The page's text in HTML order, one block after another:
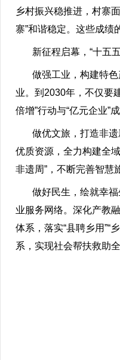
乡村振兴稳推进，村寨
寨”和谐稳定。这些成绩
新征程启幕，“十五五
做强工业，构建特色
业。到2030年，不仅要
倍增”行动与“亿元企业”
做优文旅，打造非遗
优质资源，全力构建全
非遗周”，不断完善智慧
做好民生，绘就幸福
业服务网络。深化产教
体系，落实“县聘乡用”“
系，实现社会帮扶救助